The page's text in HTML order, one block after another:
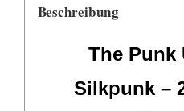
Beschreibung
The Punk
Silkpunk –